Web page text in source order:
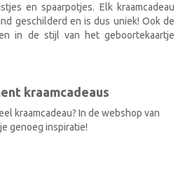
en spaarpotjes. Elk kraamcadeau
geschilderd en is dus uniek! Ook de
en in de stijl van het geboortekaartje
kraamcadeaus
kraamcadeau? In de webshop van
genoeg inspiratie!